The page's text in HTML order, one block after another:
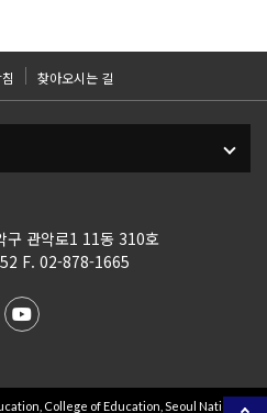
찾아오시는 길
구 관악로1 11동 310호
F. 02-878-1665
College of Education, Seoul National